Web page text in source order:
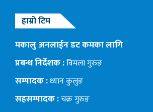
हाम्रो टिम
मकालु अनलाईन डट कमका लागि
प्रबन्ध निर्देशक :विमला गुरुङ
सम्पादक :ध्यान कुलुङ
सहसम्पादक :चक्र गुरुङ